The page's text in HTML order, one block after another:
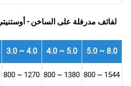
3.0 ~ 4.0 4.0 ~ 5.0 5.0 ~ 8.0
800 ~ 1270 800 ~ 1380 800 ~ 1544